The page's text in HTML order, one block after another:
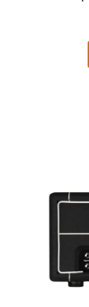
marshall, che
emergere